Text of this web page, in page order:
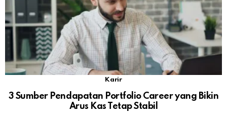
Karir
3 Sumber Pendapatan Portfolio Career yang Bikin
Arus Kas Tetap Stabil